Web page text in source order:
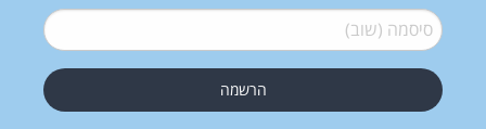
סיסמה (שוב)*